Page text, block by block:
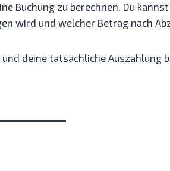
zu berechnen. Du
wird und welcher Betrag nach
deine tatsächliche Auszahlung